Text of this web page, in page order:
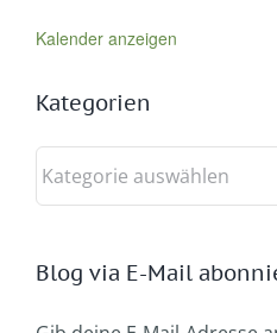
Kalender anzeigen
Kategorien
Kategorien
Blog via E-Mail